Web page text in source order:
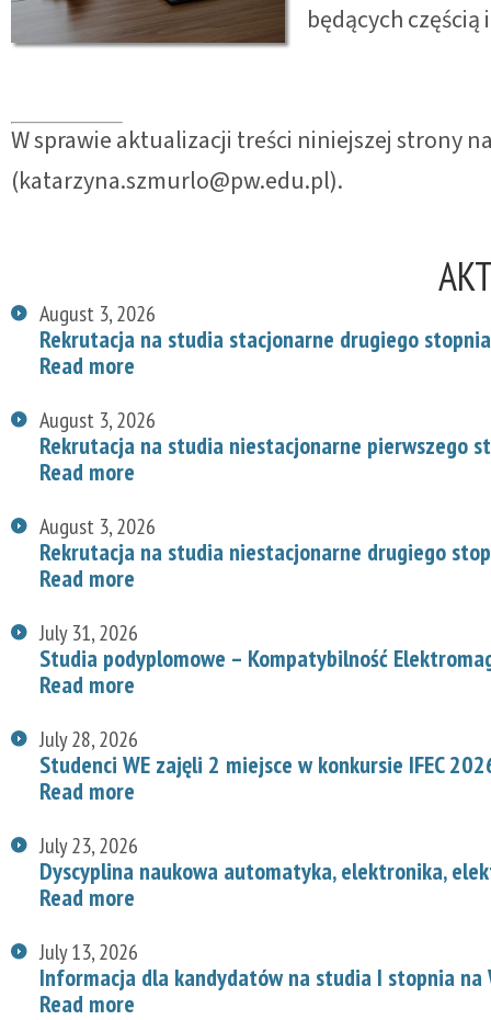
będących
W sprawie aktualizacji treści niniejszej strony
(katarzyna.szmurlo@pw.edu.pl).
August 3, 2026
Rekrutacja na studia stacjonarne drugiego
Read more
August 3, 2026
Rekrutacja na studia niestacjonarne pierwszego
Read more
August 3, 2026
Rekrutacja na studia niestacjonarne drugiego
Read more
July 31, 2026
Studia podyplomowe – Kompatybilność
Read more
July 28, 2026
Studenci WE zajęli 2 miejsce w konkursie IFEC
Read more
July 23, 2026
Dyscyplina naukowa automatyka, elektronika,
Read more
July 13, 2026
Informacja dla kandydatów na studia I stopnia na
Read more